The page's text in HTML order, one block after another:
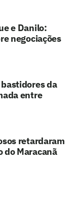
e Danilo:
negociações
bastidores da
entre
retardaram
do Maracanã